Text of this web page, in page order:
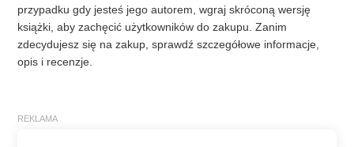
przypadku gdy jesteś jego autorem, wgraj skróconą wersję
książki, aby zachęcić użytkowników do zakupu. Zanim
zdecydujesz się na zakup, sprawdź szczegółowe informacje,
opis i recenzje.